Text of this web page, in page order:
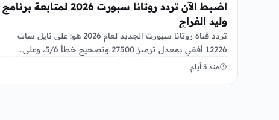
اضبط الآن تردد روتانا سبورت 2026 لمتابعة برنامج
وليد الفراج
تردد قناة روتانا سبورت الجديد لعام 2026 هو: على نايل سات
12226 أفقي بمعدل ترميز 27500 وتصحيح خطأ 5/6، وعلى…
منذ 3 أيام